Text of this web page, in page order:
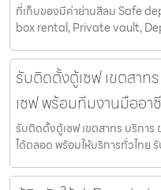
ที่เก็บของมีค่าย่านสีลม Safe
box rental, Private vault,
รับติดตั้งตู้เซฟ เขตสาท
เซฟ พร้อมทีมงานมืออา
รับติดตั้งตู้เซฟ เขตสาทร บริกา
ได้ตลอด พร้อมให้บริการทั่วไทย